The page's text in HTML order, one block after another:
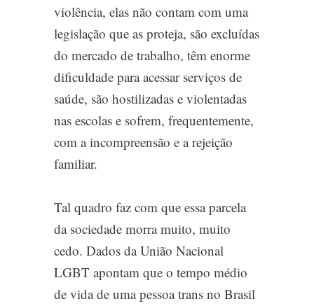
violência, elas não contam com uma
legislação que as proteja, são excluídas
do mercado de trabalho, têm enorme
dificuldade para acessar serviços de
saúde, são hostilizadas e violentadas
nas escolas e sofrem, frequentemente,
com a incompreensão e a rejeição
familiar.
Tal quadro faz com que essa parcela
da sociedade morra muito, muito
cedo. Dados da União Nacional
LGBT apontam que o tempo médio
de vida de uma pessoa trans no Brasil